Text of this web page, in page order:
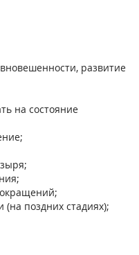
развитие
на состояние
поздних стадиях);